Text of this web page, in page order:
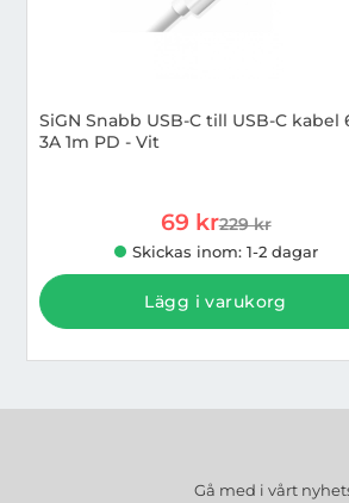
SiGN Snabb USB-C till USB-C kabel
3A 1m PD - Vit
rea pris
69 krtidigare pris
229 kr
Skickas inom: 1-2 dagar
Lägg i varukorg
Gå med i vårt